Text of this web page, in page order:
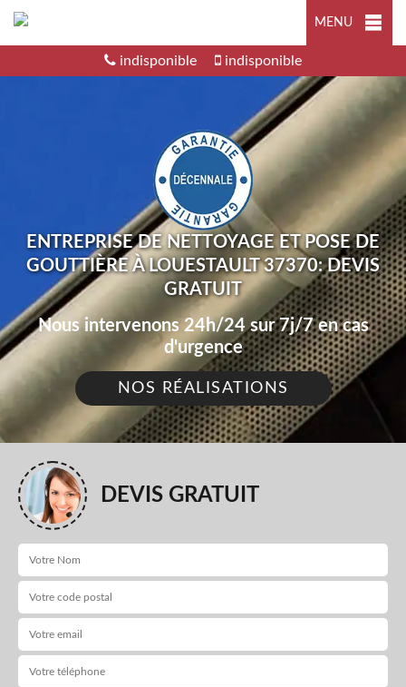
MENU
indisponible indisponible
ENTREPRISE DE NETTOYAGE ET POSE DE
GOUTTIÈRE À LOUESTAULT 37370: DEVIS
GRATUIT
Nous intervenons 24h/24 sur 7j/7 en cas
d'urgence
NOS RÉALISATIONS
DEVIS GRATUIT